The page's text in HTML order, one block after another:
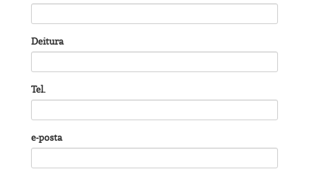
Deitura
Tel.
e-posta